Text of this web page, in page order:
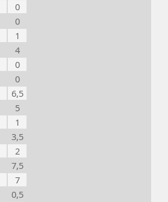
0
0
1
4
0
0
6,5
5
1
3,5
2
7,5
7
0,5